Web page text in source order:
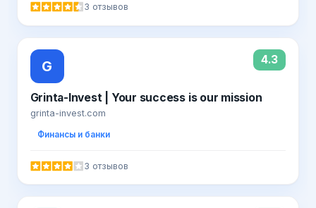
3 отзывов
G 4.3
Grinta-Invest | Your success is our mission
grinta-invest.com
Финансы и банки
3 отзывов